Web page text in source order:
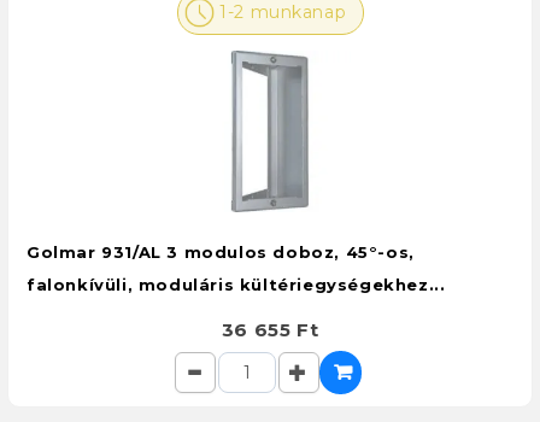
1-2 munkanap
Golmar 931/AL 3 modulos doboz, 45°-os,
falonkívüli, moduláris kültériegységekhez...
36 655 Ft